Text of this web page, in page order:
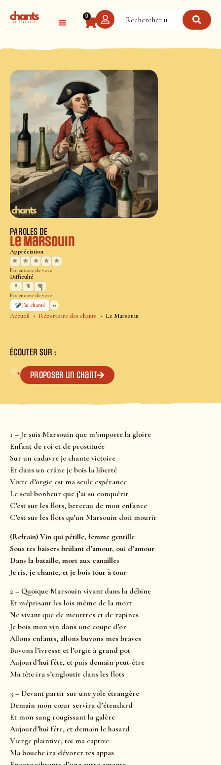
0
Accueil Répertoire des chants Le Marsouin
PAROLES DE
Le Marsouin
Appréciation
★
★ ★ ★ ★
Pas encore de vote
Difficulté
Pas encore de vote
J’ai chanté
0
ÉCOUTER SUR :
♡+ Proposer un chant
1 – Je suis Marsouin que m’importe la gloire
Enfant de roi et de prostituée
Sur un cadavre je chante victoire
Et dans un crâne je bois la liberté
Vivre d’orgie est ma seule espérance
Le seul bonheur que j’ai su conquérir
C’est sur les flots, berceau de mon enfance
C’est sur les flots qu’un Marsouin doit mourir
(Refrain) Vin qui pétille, femme gentille
Sous tes baisers brûlant d’amour, oui d’amour
Dans la bataille, mort aux canailles
Je ris, je chante, et je bois tour à tour
2 – Quoique Marsouin vivant dans la débine
Et méprisant les lois même de la mort
Ne vivant que de meurtres et de rapines
Je bois mon vin dans une coupe d’or
Allons enfants, allons buvons mes braves
Buvons l’ivresse et l’orgie à grand pot
Aujourd’hui fête, et puis demain peut-être
Ma tête ira s’engloutir dans les flots
3 – Devant partir sur une yole étrangère
Demain mon cœur servira d’étendard
Et mon sang rougissant la galère
Aujourd’hui fête, et demain le hasard
Vierge plaintive, toi ma captive
Ma bouche ira dévorer tes appas